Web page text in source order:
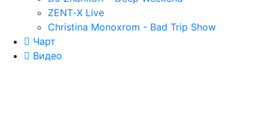
ZENT‑X Live
Christina Monoxrom - Bad Trip Show
Чарт
Видео